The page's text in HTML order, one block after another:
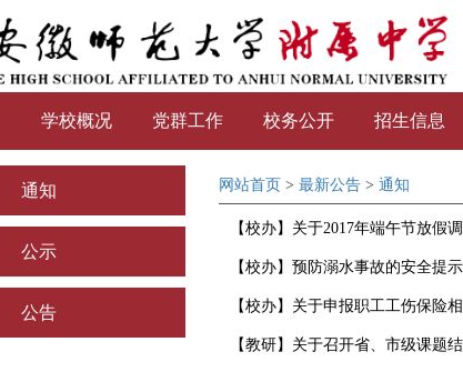
学校概况 党群工作 校务公开 招生信息
通知
公示
公告
网站首页 > 最新公告> 通知
【校办】关于2017年端午节放假
【校办】预防溺水事故的安全提示
【校办】关于申报职工工伤保险
【教研】关于召开省、市级课题